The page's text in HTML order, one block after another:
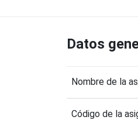
Datos
Nombre de la
Código de la